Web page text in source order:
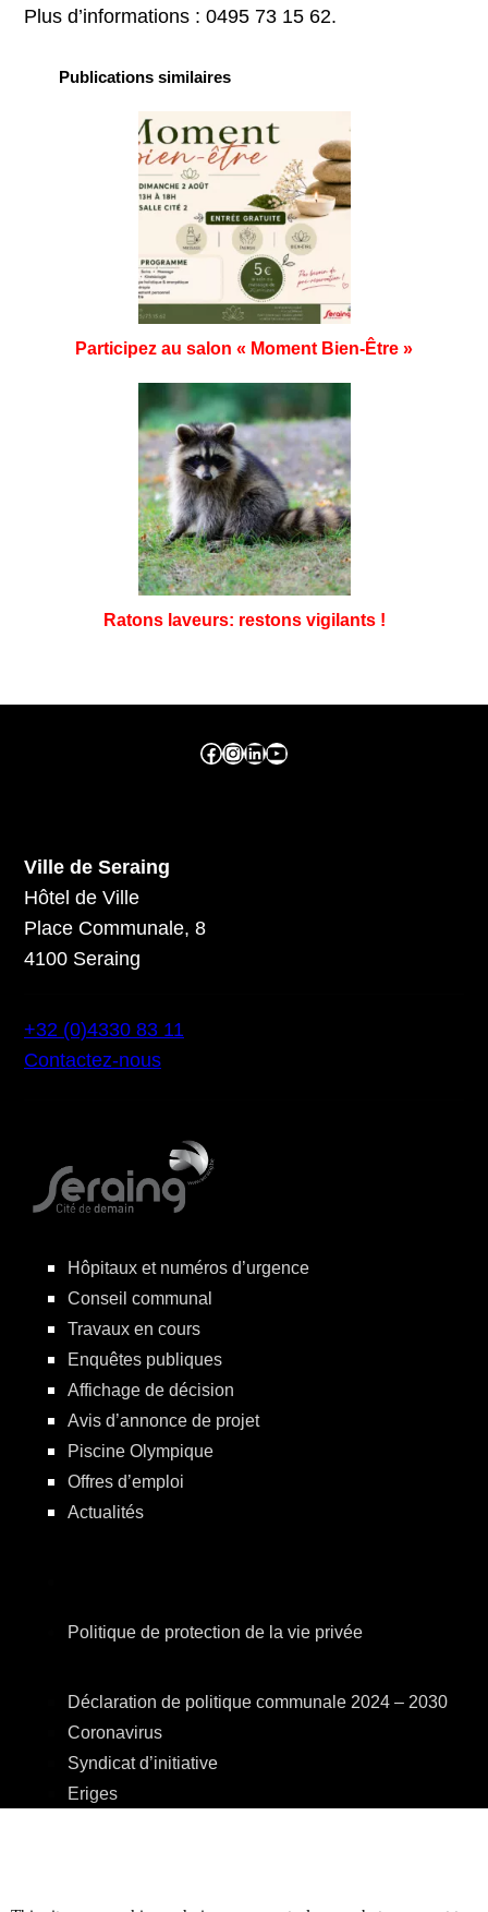
Plus d’informations : 0495 73 15 62.
Publications similaires
Participez au salon « Moment Bien-Être »
Ratons laveurs: restons vigilants !
Facebook ville de seraing Instragram ville de seraing linkedin – ville de seraing YouTube
Ville de Seraing
Hôtel de Ville
Place Communale, 8
4100 Seraing
+32 (0)4330 83 11
Contactez-nous
Hôpitaux et numéros d’urgence
Conseil communal
Travaux en cours
Enquêtes publiques
Affichage de décision
Avis d’annonce de projet
Piscine Olympique
Offres d’emploi
Actualités
Politique de protection de la vie privée
Déclaration de politique communale 2024 – 2030
Coronavirus
Syndicat d’initiative
Eriges